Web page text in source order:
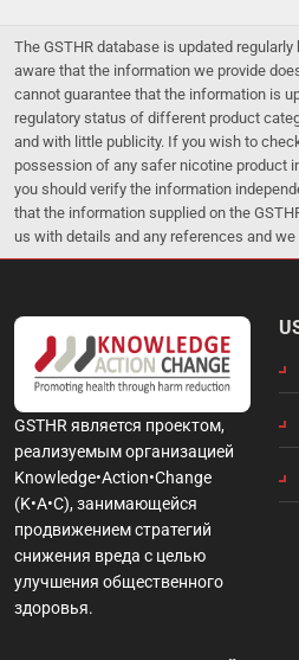
The GSTHR database is updated
aware that the information we provide
cannot guarantee that the information is
regulatory status of different product
and with little publicity. If you wish to
possession of any safer nicotine product
you should verify the information
that the information supplied on the
us with details and any references and
GSTHR является проектом,
реализуемым организацией
Knowledge•Action•Change
(K•A•C), занимающейся
продвижением стратегий
снижения вреда с целью
улучшения общественного
здоровья.